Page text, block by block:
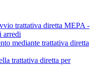
trattativa diretta MEPA -
arredi
mediante trattativa diretta
trattativa diretta per